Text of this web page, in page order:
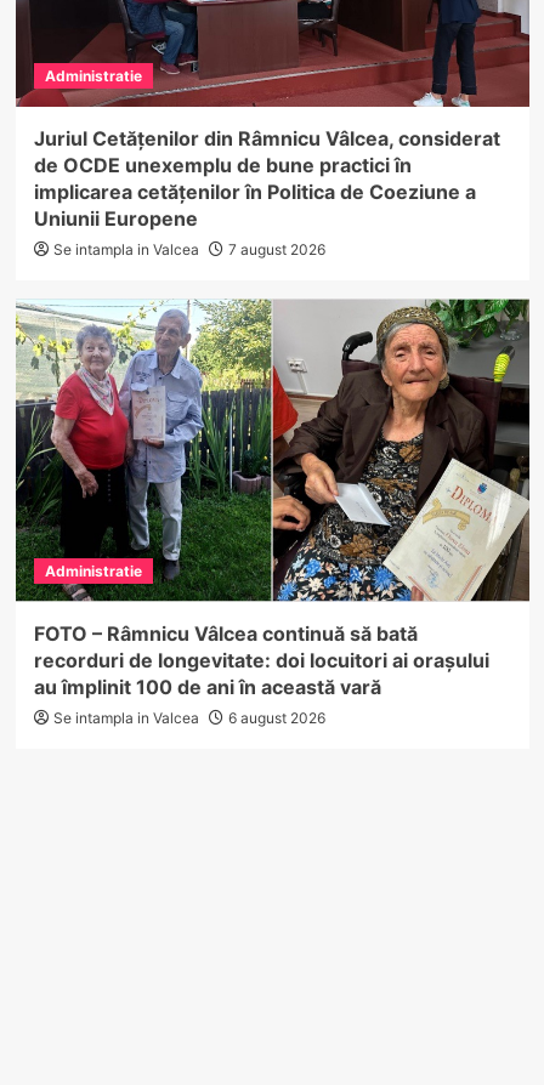
Administratie
Juriul Cetățenilor din Râmnicu Vâlcea, considerat
de OCDE unexemplu de bune practici în
implicarea cetățenilor în Politica de Coeziune a
Uniunii Europene
Se intampla in Valcea 7 august 2026
Administratie
FOTO – Râmnicu Vâlcea continuă să bată
recorduri de longevitate: doi locuitori ai orașului
au împlinit 100 de ani în această vară
Se intampla in Valcea 6 august 2026